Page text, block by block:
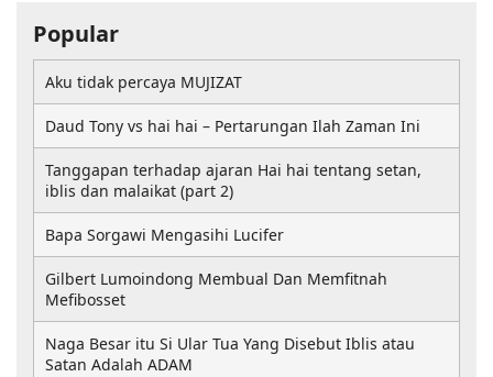
Popular
Aku tidak percaya MUJIZAT
Daud Tony vs hai hai – Pertarungan Ilah Zaman Ini
Tanggapan terhadap ajaran Hai hai tentang setan,
iblis dan malaikat (part 2)
Bapa Sorgawi Mengasihi Lucifer
Gilbert Lumoindong Membual Dan Memfitnah
Mefibosset
Naga Besar itu Si Ular Tua Yang Disebut Iblis atau
Satan Adalah ADAM